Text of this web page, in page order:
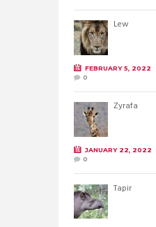
Lew
FEBRUARY 5, 2022
0
Żyrafa
JANUARY 22, 2022
0
Tapir